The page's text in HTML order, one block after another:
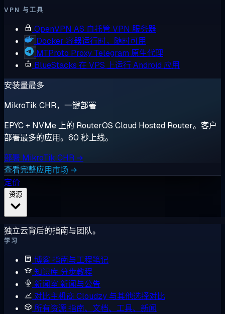
VPN 与工具
OpenVPN AS 自托管 VPN 服务器
Docker 容器运行时，随时可用
MTProto Proxy Telegram 原生代理
BlueStacks 在 VPS 上运行 Android 应用
安装量最多
MikroTik CHR，一键部署
EPYC + NVMe 上的 RouterOS Cloud Hosted Router。客户
部署最多的应用。60 秒上线。
部署 MikroTik CHR →
查看完整应用市场 →
定价
独立云背后的指南与团队。
学习
博客指南与工程笔记
知识库 分步教程
新闻室 新闻与公告
对比主机商 Cloudzy 与其他选择对比
所有资源指南、文档、工具、新闻